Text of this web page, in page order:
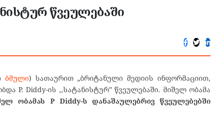
წვეულებაში
ბმული) სათაურით „ბრიტანული მედიის ინფორმაციით,
P. Diddy-ის ,,სატანისტურ” წვეულებაში. მიშელ ობამა
ობამას P Diddy-ს დანაშაულებრივ წვეულებებში